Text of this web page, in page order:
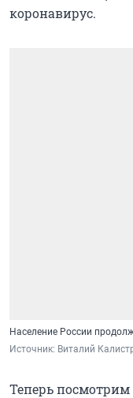
коронавирус.
Население России
Источник: Виталий
Теперь посмотрим